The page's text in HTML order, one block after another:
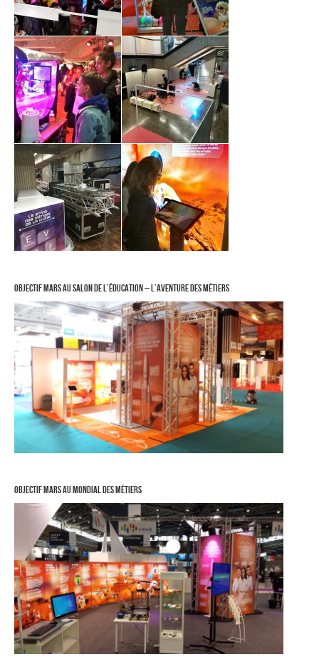
Objectif Mars au Salon de l’éducation – L’aventure des métiers
Objectif Mars au Mondial des métiers